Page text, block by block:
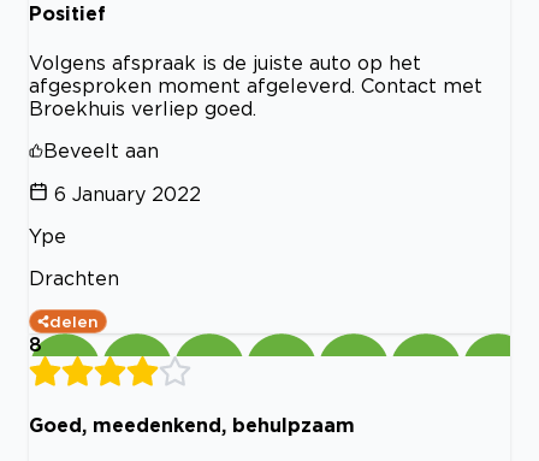
Positief
Volgens afspraak is de juiste auto op het
afgesproken moment afgeleverd. Contact met
Broekhuis verliep goed.
Beveelt aan
6 January 2022
Ype
Drachten
delen
8
Goed, meedenkend, behulpzaam